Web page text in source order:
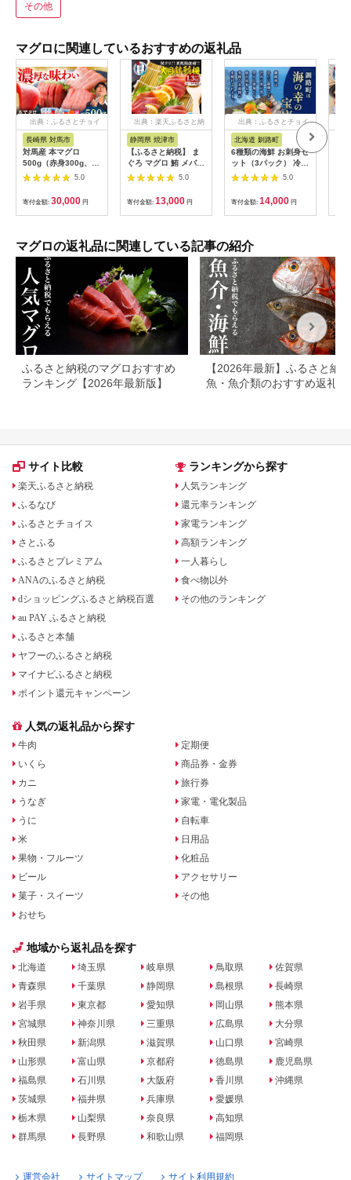
その他
マグロに関連しているおすすめの返礼品
出典：ふるさとチョイ
長崎県 対馬市
対馬産 本マグロ
500g（赤身300g、中
トロ200g） ≪対馬市
≫【桐谷商店】
[WAQ043]
5.0
寄付金額: 30,000 円
出典：楽天ふるさと納
静岡県 焼津市
【ふるさと納税】 ま
ぐろ マグロ 鮪 メバチ
マグロ 大目鉢鮪 柵
4〜6本 合計1.3kg 訳
アリ 不揃い 天然 刺身
おさしみ 漬け丼 海鮮
魚介類 冷凍 魚 焼津
5.0
寄付金額: 13,000 円
出典：ふるさとチョイ
北海道 釧路町
6種類の海鮮 お刺身セ
ット（3パック） 冷凍
｜ 刺身 さしみ 刺し身
刺身セット 刺身 刺身
丼 海鮮丼セット 海鮮
丼の具 盛り合わせセ
ット 小分け サーモン
甘エビ 海鮮丼 魚介人
気 スピード発送 すぐ
届く セット おかず 魚
介類 海鮮 絶品 人気
ヒロセ すぐ発送 北海
道 釧路町 釧路超 特産
品 br02
5.0
寄付金額: 14,000 円
マグロの返礼品に関連している記事の紹介
ふるさと納税のマグロおすすめ
ランキング【2026年最新版】
【2026年最新】ふるさと納
魚・魚介類のおすすめ返礼品
サイト比較
楽天ふるさと納税
ふるなび
ふるさとチョイス
さとふる
ふるさとプレミアム
ANAのふるさと納税
dショッピングふるさと納税百選
au PAY ふるさと納税
ふるさと本舗
ヤフーのふるさと納税
マイナビふるさと納税
ポイント還元キャンペーン
ランキングから探す
人気ランキング
還元率ランキング
家電ランキング
高額ランキング
一人暮らし
食べ物以外
その他のランキング
人気の返礼品から探す
牛肉
いくら
カニ
うなぎ
うに
米
果物・フルーツ
ビール
菓子・スイーツ
おせち
定期便
商品券・金券
旅行券
家電・電化製品
自転車
日用品
化粧品
アクセサリー
その他
地域から返礼品を探す
北海道
青森県
岩手県
宮城県
秋田県
山形県
福島県
茨城県
栃木県
群馬県
埼玉県
千葉県
東京都
神奈川県
新潟県
富山県
石川県
福井県
山梨県
長野県
岐阜県
静岡県
愛知県
三重県
滋賀県
京都府
大阪府
兵庫県
奈良県
和歌山県
鳥取県
島根県
岡山県
広島県
山口県
徳島県
香川県
愛媛県
高知県
福岡県
佐賀県
長崎県
熊本県
大分県
宮崎県
鹿児島県
沖縄県
運営会社 サイトマップ サイト利用規約